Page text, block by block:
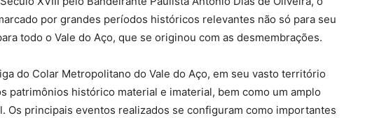
por grandes períodos históricos relevantes não só para seu
todo o Vale do Aço, que se originou com as desmembrações.
do Colar Metropolitano do Vale do Aço, em seu vasto território
patrimônios histórico material e imaterial, bem como um amplo
Os principais eventos realizados se configuram como importantes